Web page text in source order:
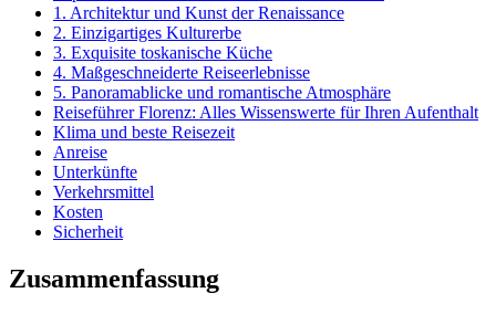
1. Architektur und Kunst der Renaissance
2. Einzigartiges Kulturerbe
3. Exquisite toskanische Küche
4. Maßgeschneiderte Reiseerlebnisse
5. Panoramablicke und romantische Atmosphäre
Reiseführer Florenz: Alles Wissenswerte für Ihren Aufenthalt
Klima und beste Reisezeit
Anreise
Unterkünfte
Verkehrsmittel
Kosten
Sicherheit
Zusammenfassung